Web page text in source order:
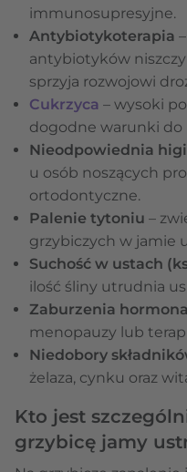
immunosupresyjne.
Antybiotykoterapia
antybiotyków
sprzyja rozwojowi
Cukrzyca – wysoki
dogodne warunki do
Nieodpowiednia
u osób noszących
ortodontyczne.
Palenie tytoniu –
grzybiczych w jamie
Suchość w ustach
ilość śliny utrudnia
Zaburzenia
menopauzy lub
Niedobory
żelaza, cynku oraz
Kto jest
grzybicę jamy